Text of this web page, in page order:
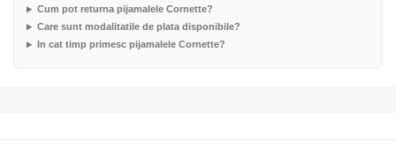
Cum pot returna pijamalele Cornette?
Care sunt modalitatile de plata disponibile?
In cat timp primesc pijamalele Cornette?